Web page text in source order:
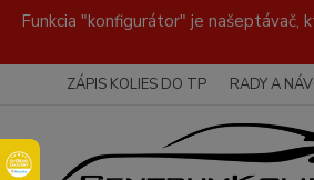
Funkcia "konfigurátor" je našeptávač,
ZÁPIS KOLIES DO TP RADY A